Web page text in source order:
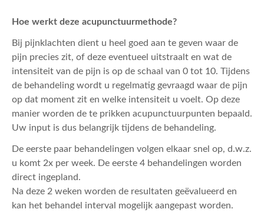
Hoe werkt deze acupunctuurmethode?
Bij pijnklachten dient u heel goed aan te geven waar de
pijn precies zit, of deze eventueel uitstraalt en wat de
intensiteit van de pijn is op de schaal van 0 tot 10. Tijdens
de behandeling wordt u regelmatig gevraagd waar de pijn
op dat moment zit en welke intensiteit u voelt. Op deze
manier worden de te prikken acupunctuurpunten bepaald.
Uw input is dus belangrijk tijdens de behandeling.
De eerste paar behandelingen volgen elkaar snel op, d.w.z.
u komt 2x per week. De eerste 4 behandelingen worden
direct ingepland.
Na deze 2 weken worden de resultaten geëvalueerd en
kan het behandel interval mogelijk aangepast worden.